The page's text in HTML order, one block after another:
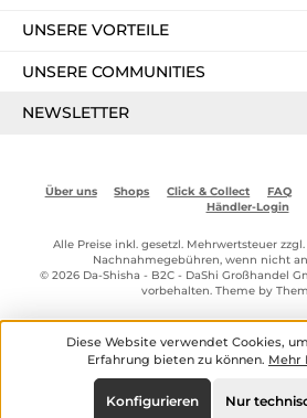
UNSERE VORTEILE
UNSERE COMMUNITIES
NEWSLETTER
Über uns Shops Click & Collect FAQ
Händler-Login
Alle Preise inkl. gesetzl. Mehrwertsteuer zzgl.
Nachnahmegebühren, wenn nicht
© 2026 Da-Shisha - B2C - DaShi Großhandel
vorbehalten. Theme by
Diese Website verwendet Cookies,
Erfahrung bieten zu können. Mehr
Nur
Konfigurieren